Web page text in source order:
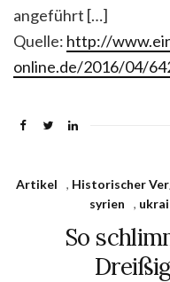
angeführt […]
Quelle: http://
online.de/2016/04/
Artikel , Historischer
syrien
,
So